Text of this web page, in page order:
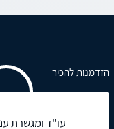
הזדמנות להכיר
עו"ד ומגשרת